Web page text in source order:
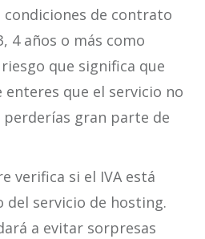
de contrato
4 años o más como
que significa que
enteres que el servicio no
perderías gran parte de
verifica si el IVA está
del servicio de hosting.
a evitar sorpresas